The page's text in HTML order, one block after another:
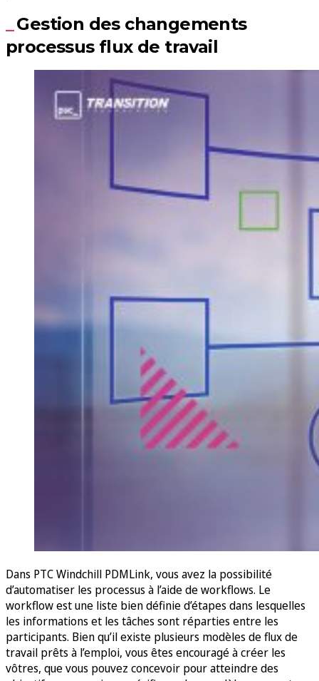
Gestion des changements
processus flux de travail
Dans PTC Windchill PDMLink, vous avez la possibilité
d’automatiser les processus à l’aide de workflows. Le
workflow est une liste bien définie d’étapes dans lesquelles
les informations et les tâches sont réparties entre les
participants. Bien qu’il existe plusieurs modèles de flux de
travail prêts à l’emploi, vous êtes encouragé à créer les
vôtres, que vous pouvez concevoir pour atteindre des